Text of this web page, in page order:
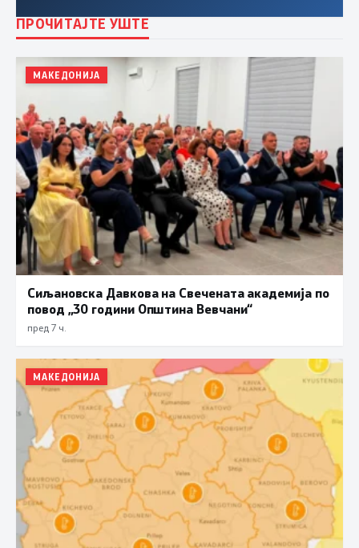
ПРОЧИТАЈТЕ УШТЕ
МАКЕДОНИЈА
Сиљановска Давкова на Свечената академија по
повод „30 години Општина Вевчани“
пред 7 ч.
МАКЕДОНИЈА